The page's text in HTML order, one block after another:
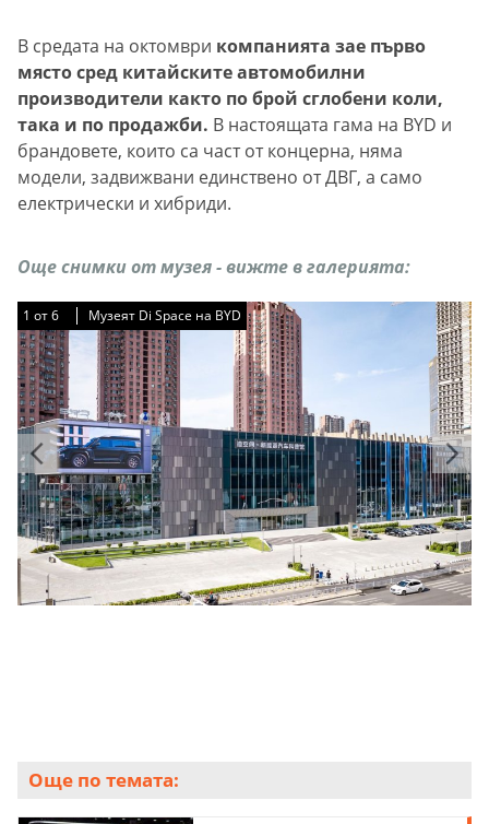
В средата на октомври компанията зае първо
място сред китайските автомобилни
производители както по брой сглобени коли,
така и по продажби. В настоящата гама на BYD и
брандовете, които са част от концерна, няма
модели, задвижвани единствено от ДВГ, а само
електрически и хибриди.
Още снимки от музея - вижте в галерията:
1 от6 Музеят Di Space на BYD
1 от6 Музеят Di Space на BYD
1 от6 Музеят Di Space на BYD
1 от6 Музеят Di Space на BYD
1 от6 Музеят Di Space на BYD
1 от6 Музеят Di Space на BYD
Още по темата: